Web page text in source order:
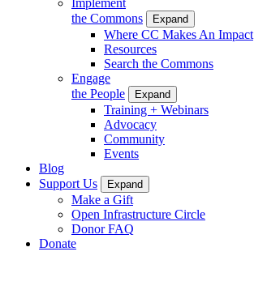
the Commons
Expand
Where CC Makes An Impact
Resources
Search the Commons
Engage
the People
Expand
Training + Webinars
Advocacy
Community
Events
Blog
Support Us
Expand
Make a Gift
Open Infrastructure Circle
Donor FAQ
Donate